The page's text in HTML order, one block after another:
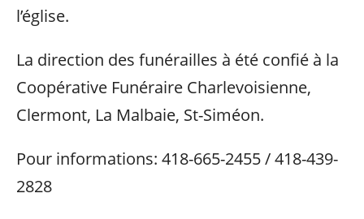
l’église.
La direction des funérailles à été confié à la
Coopérative Funéraire Charlevoisienne,
Clermont, La Malbaie, St-Siméon.
Pour informations: 418-665-2455 / 418-439-
2828